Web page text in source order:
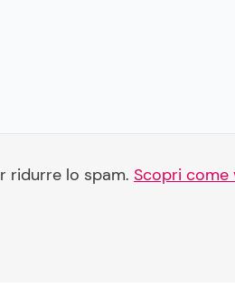
ridurre lo spam. Scopri come